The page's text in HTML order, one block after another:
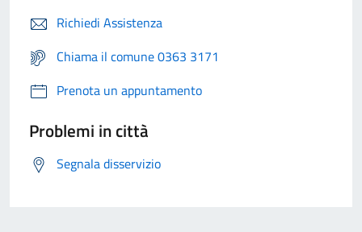
Richiedi Assistenza
Chiama il comune 0363 3171
Prenota un appuntamento
Problemi in città
Segnala disservizio